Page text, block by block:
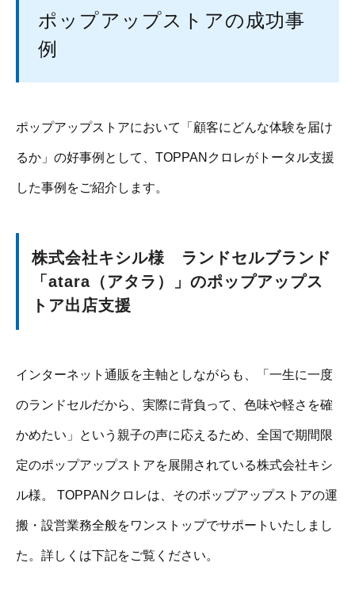
ポップアップストアの成功事
例
ポップアップストアにおいて「顧客にどんな体験を届け
るか」の好事例として、TOPPANクロレがトータル支援
した事例をご紹介します。
株式会社キシル様 ランドセルブランド
「atara（アタラ）」のポップアップス
トア出店支援
インターネット通販を主軸としながらも、「一生に一度
のランドセルだから、実際に背負って、色味や軽さを確
かめたい」という親子の声に応えるため、全国で期間限
定のポップアップストアを展開されている株式会社キシ
ル様。 TOPPANクロレは、そのポップアップストアの運
搬・設営業務全般をワンストップでサポートいたしまし
た。詳しくは下記をご覧ください。